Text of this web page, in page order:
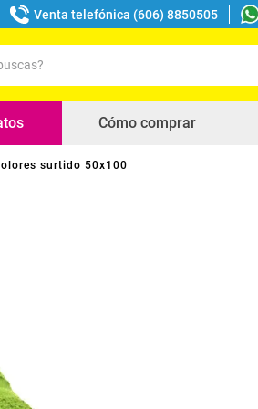
Venta telefónica (606) 8850505
Cómo comprar
surtido 50x100
buscados